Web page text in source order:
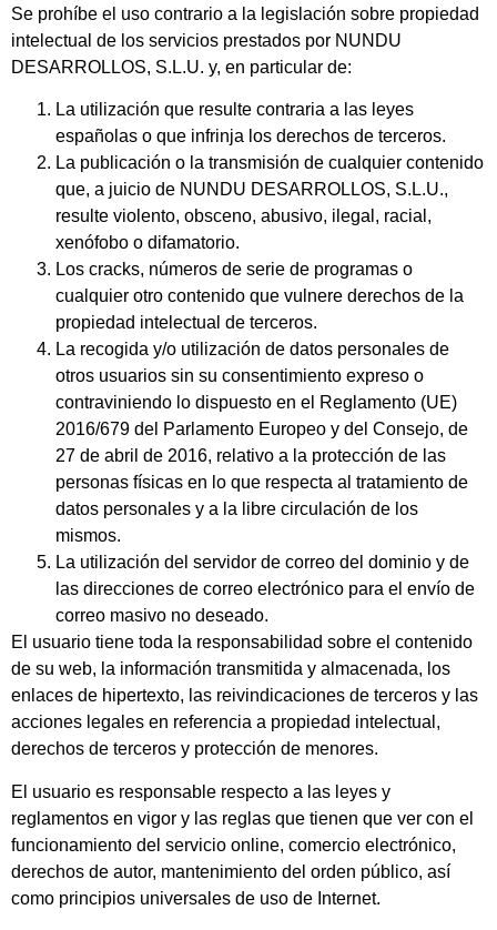
Se prohíbe el uso contrario a la legislación sobre propiedad
intelectual de los servicios prestados por NUNDU
DESARROLLOS, S.L.U. y, en particular de:
La utilización que resulte contraria a las leyes
españolas o que infrinja los derechos de terceros.
La publicación o la transmisión de cualquier contenido
que, a juicio de NUNDU DESARROLLOS, S.L.U.,
resulte violento, obsceno, abusivo, ilegal, racial,
xenófobo o difamatorio.
Los cracks, números de serie de programas o
cualquier otro contenido que vulnere derechos de la
propiedad intelectual de terceros.
La recogida y/o utilización de datos personales de
otros usuarios sin su consentimiento expreso o
contraviniendo lo dispuesto en el Reglamento (UE)
2016/679 del Parlamento Europeo y del Consejo, de
27 de abril de 2016, relativo a la protección de las
personas físicas en lo que respecta al tratamiento de
datos personales y a la libre circulación de los
mismos.
La utilización del servidor de correo del dominio y de
las direcciones de correo electrónico para el envío de
correo masivo no deseado.
El usuario tiene toda la responsabilidad sobre el contenido
de su web, la información transmitida y almacenada, los
enlaces de hipertexto, las reivindicaciones de terceros y las
acciones legales en referencia a propiedad intelectual,
derechos de terceros y protección de menores.
El usuario es responsable respecto a las leyes y
reglamentos en vigor y las reglas que tienen que ver con el
funcionamiento del servicio online, comercio electrónico,
derechos de autor, mantenimiento del orden público, así
como principios universales de uso de Internet.